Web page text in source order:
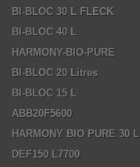
BI-BLOC 30 L FLECK
BI-BLOC 40 L
HARMONY-BIO-PURE
BI-BLOC 20 Litres
BI-BLOC 15 L
ABB20F5600
HARMONY BIO PURE 30 L
DEF150 L7700